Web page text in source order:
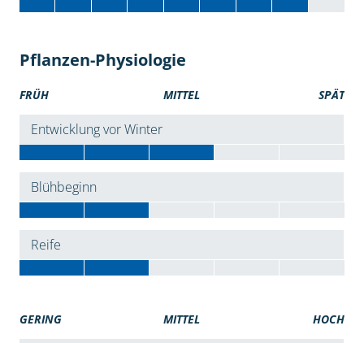
Pflanzen-Physiologie
FRÜH MITTEL SPÄT
Entwicklung vor Winter
Blühbeginn
Reife
GERING MITTEL HOCH